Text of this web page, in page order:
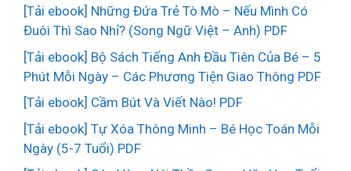
[Tải ebook] Những Đứa Trẻ Tò Mò – Nếu Mình Có
Đuôi Thì Sao Nhỉ? (Song Ngữ Việt – Anh) PDF
[Tải ebook] Bộ Sách Tiếng Anh Đầu Tiên Của Bé – 5
Phút Mỗi Ngày – Các Phương Tiện Giao Thông PDF
[Tải ebook] Cầm Bút Và Viết Nào! PDF
[Tải ebook] Tự Xóa Thông Minh – Bé Học Toán Mỗi
Ngày (5-7 Tuổi) PDF